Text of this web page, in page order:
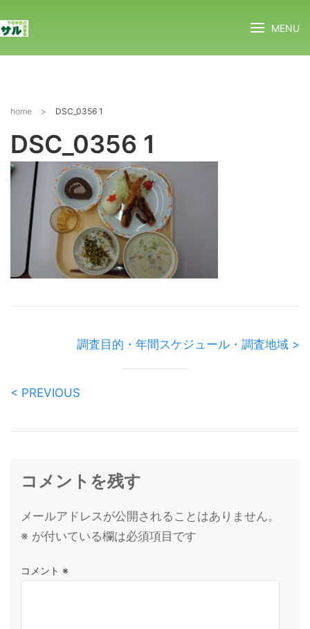
MENU
home > DSC_0356 1
DSC_0356 1
調査目的・年間スケジュール・調査地域 >
< PREVIOUS
コメントを残す
メールアドレスが公開されることはありません。
※ が付いている欄は必須項目です
コメント ※